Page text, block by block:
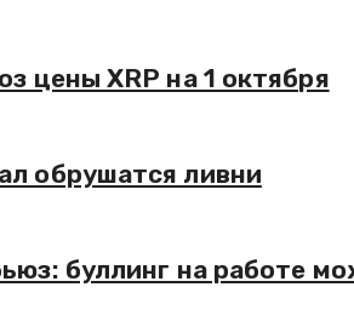
цены XRP на 1 октября
обрушатся ливни
буллинг на работе